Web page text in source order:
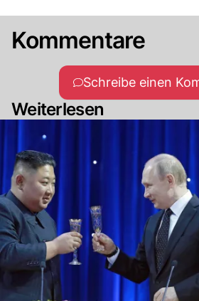
Kommentare
Schreibe einen
Weiterlesen